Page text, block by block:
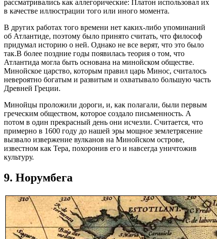
рассматривались как аллегорические: Платон использовал их
в качестве иллюстрации того или иного момента.
В других работах того времени нет каких-либо упоминаний
об Атлантиде, поэтому было принято считать, что философ
придумал историю о ней. Однако не все верят, что это было
так.В более поздние годы появилась теория о том, что
Атлантида могла быть основана на минойском обществе.
Минойское царство, которым правил царь Минос, считалось
невероятно богатым и развитым и охватывало большую часть
Древней Греции.
Минойцы проложили дороги, и, как полагали, были первым
греческим обществом, которое создало письменность. А
потом в один прекрасный день они исчезли. Считается, что
примерно в 1600 году до нашей эры мощное землетрясение
вызвало извержение вулканов на Минойском острове,
известном как Тера, похоронив его и навсегда уничтожив
культуру.
9. Норумбега